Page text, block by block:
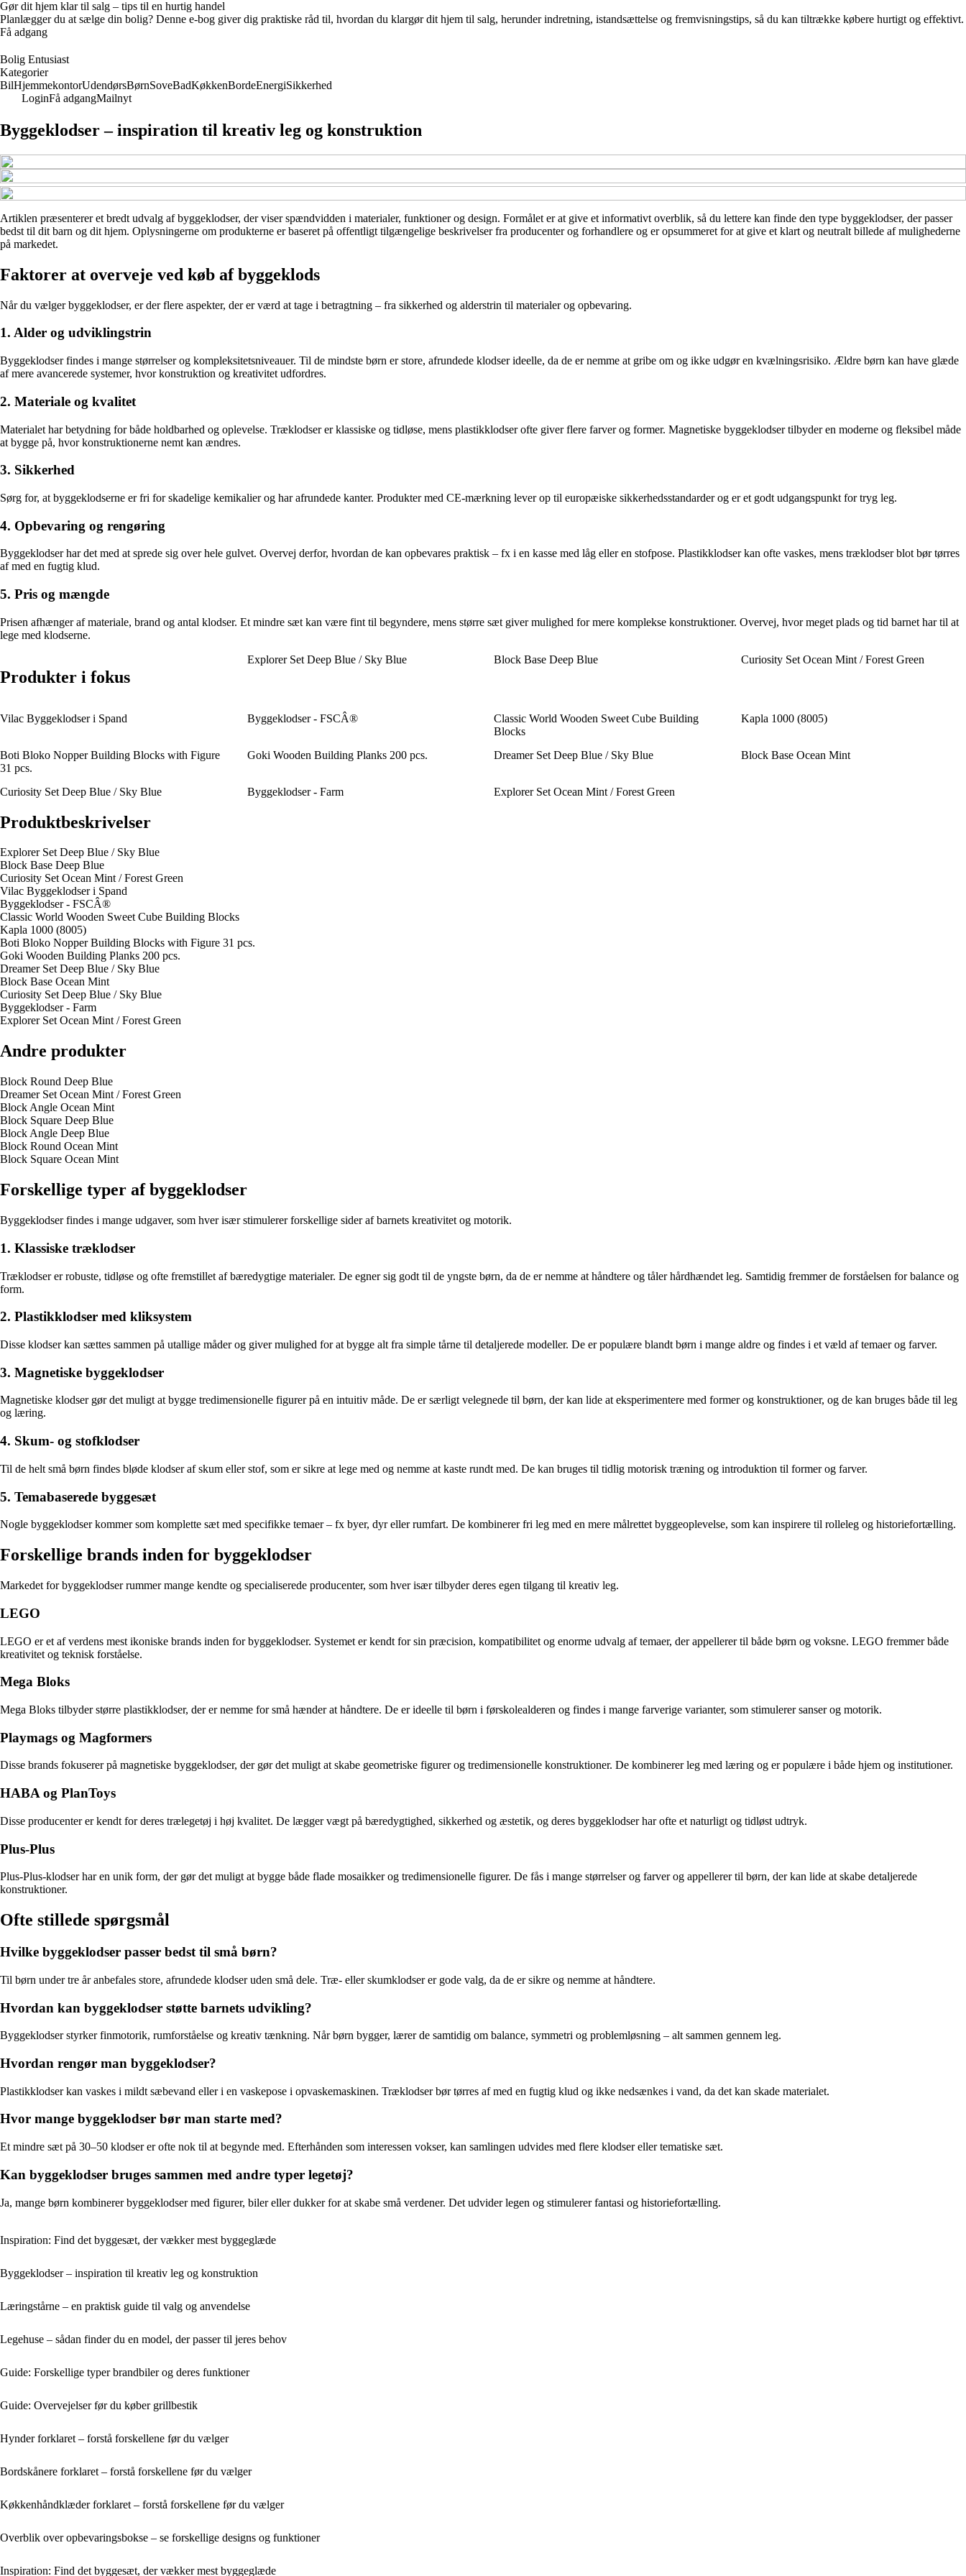
Gør dit hjem klar til salg – tips til en hurtig handel
Planlægger du at sælge din bolig? Denne e-bog giver dig praktiske råd til, hvordan du klargør dit hjem til salg, herunder indretning, istandsættelse og fremvisningstips, så du kan tiltrække købere hurtigt og effektivt.
Få adgang
Bolig Entusiast
Kategorier
BilHjemmekontorUdendørsBørnSoveBadKøkkenBordeEnergiSikkerhed
LoginFå adgangMailnyt
Byggeklodser – inspiration til kreativ leg og konstruktion
Artiklen præsenterer et bredt udvalg af byggeklodser, der viser spændvidden i materialer, funktioner og design. Formålet er at give et informativt overblik, så du lettere kan finde den type byggeklodser, der passer
bedst til dit barn og dit hjem. Oplysningerne om produkterne er baseret på offentligt tilgængelige beskrivelser fra producenter og forhandlere og er opsummeret for at give et klart og neutralt billede af mulighederne
på markedet.
Faktorer at overveje ved køb af byggeklods
Når du vælger byggeklodser, er der flere aspekter, der er værd at tage i betragtning – fra sikkerhed og alderstrin til materialer og opbevaring.
1. Alder og udviklingstrin
Byggeklodser findes i mange størrelser og kompleksitetsniveauer. Til de mindste børn er store, afrundede klodser ideelle, da de er nemme at gribe om og ikke udgør en kvælningsrisiko. Ældre børn kan have glæde
af mere avancerede systemer, hvor konstruktion og kreativitet udfordres.
2. Materiale og kvalitet
Materialet har betydning for både holdbarhed og oplevelse. Træklodser er klassiske og tidløse, mens plastikklodser ofte giver flere farver og former. Magnetiske byggeklodser tilbyder en moderne og fleksibel måde
at bygge på, hvor konstruktionerne nemt kan ændres.
3. Sikkerhed
Sørg for, at byggeklodserne er fri for skadelige kemikalier og har afrundede kanter. Produkter med CE-mærkning lever op til europæiske sikkerhedsstandarder og er et godt udgangspunkt for tryg leg.
4. Opbevaring og rengøring
Byggeklodser har det med at sprede sig over hele gulvet. Overvej derfor, hvordan de kan opbevares praktisk – fx i en kasse med låg eller en stofpose. Plastikklodser kan ofte vaskes, mens træklodser blot bør tørres
af med en fugtig klud.
5. Pris og mængde
Prisen afhænger af materiale, brand og antal klodser. Et mindre sæt kan være fint til begyndere, mens større sæt giver mulighed for mere komplekse konstruktioner. Overvej, hvor meget plads og tid barnet har til at
lege med klodserne.
Produkter i fokus
Explorer Set Deep Blue / Sky Blue Block Base Deep Blue Curiosity Set Ocean Mint / Forest Green
Vilac Byggeklodser i Spand Byggeklodser - FSCÂ®
Classic World Wooden Sweet Cube Building
Blocks
Kapla 1000 (8005)
Boti Bloko Nopper Building Blocks with Figure
31 pcs.
Goki Wooden Building Planks 200 pcs. Dreamer Set Deep Blue / Sky Blue Block Base Ocean Mint
Curiosity Set Deep Blue / Sky Blue Byggeklodser - Farm Explorer Set Ocean Mint / Forest Green
Produktbeskrivelser
Explorer Set Deep Blue / Sky Blue
Block Base Deep Blue
Curiosity Set Ocean Mint / Forest Green
Vilac Byggeklodser i Spand
Byggeklodser - FSCÂ®
Classic World Wooden Sweet Cube Building Blocks
Kapla 1000 (8005)
Boti Bloko Nopper Building Blocks with Figure 31 pcs.
Goki Wooden Building Planks 200 pcs.
Dreamer Set Deep Blue / Sky Blue
Block Base Ocean Mint
Curiosity Set Deep Blue / Sky Blue
Byggeklodser - Farm
Explorer Set Ocean Mint / Forest Green
Andre produkter
Block Round Deep Blue
Dreamer Set Ocean Mint / Forest Green
Block Angle Ocean Mint
Block Square Deep Blue
Block Angle Deep Blue
Block Round Ocean Mint
Block Square Ocean Mint
Forskellige typer af byggeklodser
Byggeklodser findes i mange udgaver, som hver især stimulerer forskellige sider af barnets kreativitet og motorik.
1. Klassiske træklodser
Træklodser er robuste, tidløse og ofte fremstillet af bæredygtige materialer. De egner sig godt til de yngste børn, da de er nemme at håndtere og tåler hårdhændet leg. Samtidig fremmer de forståelsen for balance og
form.
2. Plastikklodser med kliksystem
Disse klodser kan sættes sammen på utallige måder og giver mulighed for at bygge alt fra simple tårne til detaljerede modeller. De er populære blandt børn i mange aldre og findes i et væld af temaer og farver.
3. Magnetiske byggeklodser
Magnetiske klodser gør det muligt at bygge tredimensionelle figurer på en intuitiv måde. De er særligt velegnede til børn, der kan lide at eksperimentere med former og konstruktioner, og de kan bruges både til leg
og læring.
4. Skum- og stofklodser
Til de helt små børn findes bløde klodser af skum eller stof, som er sikre at lege med og nemme at kaste rundt med. De kan bruges til tidlig motorisk træning og introduktion til former og farver.
5. Temabaserede byggesæt
Nogle byggeklodser kommer som komplette sæt med specifikke temaer – fx byer, dyr eller rumfart. De kombinerer fri leg med en mere målrettet byggeoplevelse, som kan inspirere til rolleleg og historiefortælling.
Forskellige brands inden for byggeklodser
Markedet for byggeklodser rummer mange kendte og specialiserede producenter, som hver især tilbyder deres egen tilgang til kreativ leg.
LEGO
LEGO er et af verdens mest ikoniske brands inden for byggeklodser. Systemet er kendt for sin præcision, kompatibilitet og enorme udvalg af temaer, der appellerer til både børn og voksne. LEGO fremmer både
kreativitet og teknisk forståelse.
Mega Bloks
Mega Bloks tilbyder større plastikklodser, der er nemme for små hænder at håndtere. De er ideelle til børn i førskolealderen og findes i mange farverige varianter, som stimulerer sanser og motorik.
Playmags og Magformers
Disse brands fokuserer på magnetiske byggeklodser, der gør det muligt at skabe geometriske figurer og tredimensionelle konstruktioner. De kombinerer leg med læring og er populære i både hjem og institutioner.
HABA og PlanToys
Disse producenter er kendt for deres trælegetøj i høj kvalitet. De lægger vægt på bæredygtighed, sikkerhed og æstetik, og deres byggeklodser har ofte et naturligt og tidløst udtryk.
Plus-Plus
Plus-Plus-klodser har en unik form, der gør det muligt at bygge både flade mosaikker og tredimensionelle figurer. De fås i mange størrelser og farver og appellerer til børn, der kan lide at skabe detaljerede
konstruktioner.
Ofte stillede spørgsmål
Hvilke byggeklodser passer bedst til små børn?
Til børn under tre år anbefales store, afrundede klodser uden små dele. Træ- eller skumklodser er gode valg, da de er sikre og nemme at håndtere.
Hvordan kan byggeklodser støtte barnets udvikling?
Byggeklodser styrker finmotorik, rumforståelse og kreativ tænkning. Når børn bygger, lærer de samtidig om balance, symmetri og problemløsning – alt sammen gennem leg.
Hvordan rengør man byggeklodser?
Plastikklodser kan vaskes i mildt sæbevand eller i en vaskepose i opvaskemaskinen. Træklodser bør tørres af med en fugtig klud og ikke nedsænkes i vand, da det kan skade materialet.
Hvor mange byggeklodser bør man starte med?
Et mindre sæt på 30–50 klodser er ofte nok til at begynde med. Efterhånden som interessen vokser, kan samlingen udvides med flere klodser eller tematiske sæt.
Kan byggeklodser bruges sammen med andre typer legetøj?
Ja, mange børn kombinerer byggeklodser med figurer, biler eller dukker for at skabe små verdener. Det udvider legen og stimulerer fantasi og historiefortælling.
Inspiration: Find det byggesæt, der vækker mest byggeglæde
Byggeklodser – inspiration til kreativ leg og konstruktion
Læringstårne – en praktisk guide til valg og anvendelse
Legehuse – sådan finder du en model, der passer til jeres behov
Guide: Forskellige typer brandbiler og deres funktioner
Guide: Overvejelser før du køber grillbestik
Hynder forklaret – forstå forskellene før du vælger
Bordskånere forklaret – forstå forskellene før du vælger
Køkkenhåndklæder forklaret – forstå forskellene før du vælger
Overblik over opbevaringsbokse – se forskellige designs og funktioner
Inspiration: Find det byggesæt, der vækker mest byggeglæde